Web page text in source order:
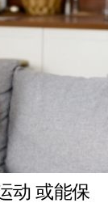
动 或能保